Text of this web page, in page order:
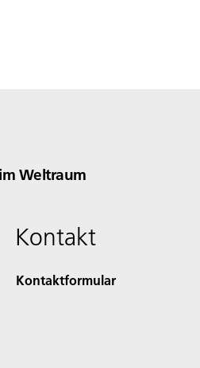
Weltraum
Kontakt
Kontaktformular